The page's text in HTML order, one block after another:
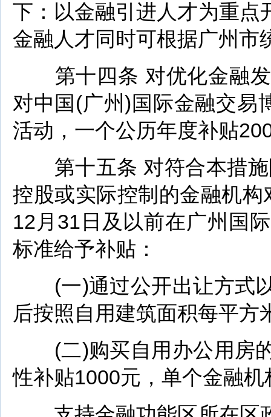
下：以金融引进人才为重点
金融人才同时可根据广州市
第十四条 对优化金融发
对中国(广州)国际金融交易
活动，一个公历年度补贴
第十五条 对符合本措施
控股或实际控制的金融机
12月31日及以前在广州国
标准给予补贴：
(一)通过公开出让方式以
后按照自用建筑面积每平方
(二)购买自用办公用房的
性补贴1000元，单个金融